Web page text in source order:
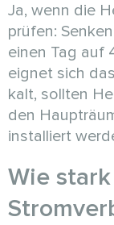
Ja, wenn die
prüfen:
einen Tag auf
eignet sich
kalt, sollten
den
installiert
Wie